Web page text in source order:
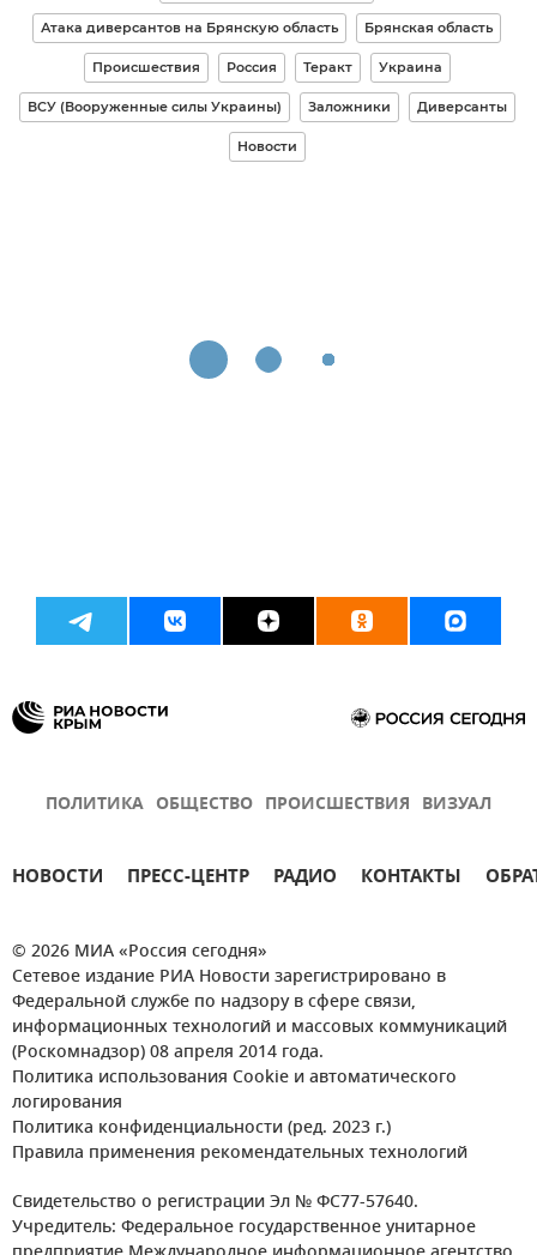
Атака диверсантов на Брянскую область Брянская область
Происшествия Россия Теракт Украина
ВСУ (Вооруженные силы Украины) Заложники Диверсанты
Новости
ПОЛИТИКА ОБЩЕСТВО ПРОИСШЕСТВИЯ ВИЗУАЛ
НОВОСТИ ПРЕСС-ЦЕНТР РАДИО КОНТАКТЫ
© 2026 МИА «Россия сегодня»
Сетевое издание РИА Новости зарегистрировано в
Федеральной службе по надзору в сфере связи,
информационных технологий и массовых коммуникаций
(Роскомнадзор) 08 апреля 2014 года.
Политика использования Cookie и автоматического
логирования
Политика конфиденциальности (ред. 2023 г.)
Правила применения рекомендательных технологий
Свидетельство о регистрации Эл № ФС77-57640.
Учредитель: Федеральное государственное унитарное